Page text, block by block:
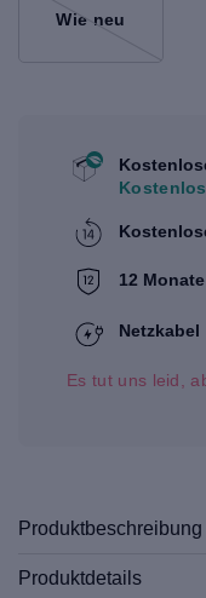
Wie neu
12
Netzkabel
Es tut uns leid,
Produktbeschreibung
Produktdetails